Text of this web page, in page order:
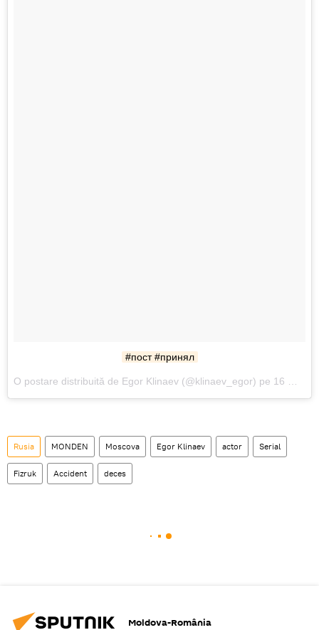
#пост #принял
Rusia MONDEN Moscova Egor Klinaev actor Serial
Fizruk Accident deces
Moldova-România